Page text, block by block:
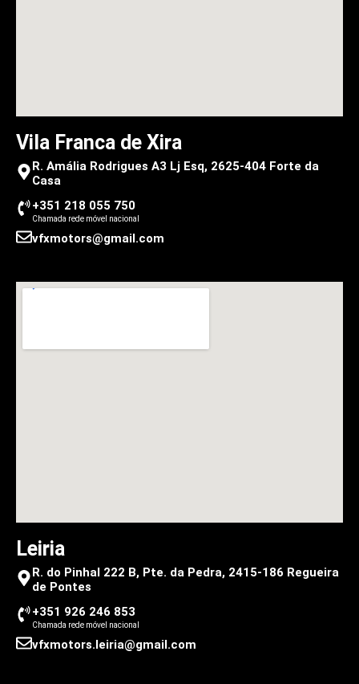
Vila Franca de Xira
R. Amália Rodrigues A3 Lj Esq, 2625-404 Forte da
Casa
+351 218 055 750
Chamada rede móvel nacional
vfxmotors@gmail.com
Leiria
R. do Pinhal 222 B, Pte. da Pedra, 2415-186 Regueira
de Pontes
+351 926 246 853
Chamada rede móvel nacional
vfxmotors.leiria@gmail.com